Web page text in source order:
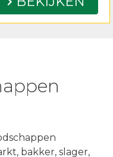
bakker, slager,